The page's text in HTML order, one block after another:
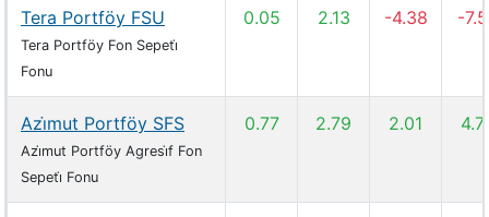
Tera Portföy FSU
Tera Portföy Fon Sepeti̇
Fonu
0.05 2.13 -4.38 -
Azi̇mut Portföy SFS
Azi̇mut Portföy Agresi̇f Fon
Sepeti̇ Fonu
0.77 2.79 2.01